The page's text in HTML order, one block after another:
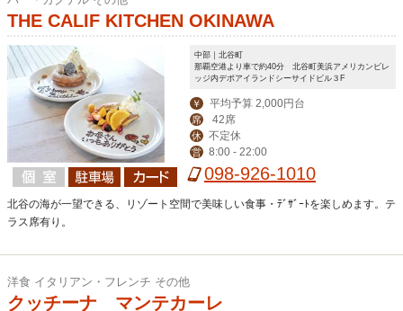
THE CALIF KITCHEN OKINAWA
中部｜北谷町
那覇空港より車で約40分 北谷町美浜アメリカンビレ
ッジ内デポアイランドシーサイドビル３F
￥ 平均予算 2,000円台
席 42席
休 不定休
営 8:00 - 22:00
098-926-1010
北谷の海が一望できる、リゾート空間で美味しい食事・ﾃﾞｻﾞｰﾄを楽しめます。テ
ラス席有り。
洋食 イタリアン・フレンチ その他
クッチーナ マンテカーレ